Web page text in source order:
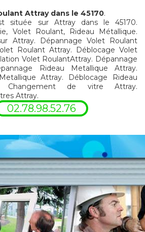
Attray dans le 45170.
située sur Attray dans le 45170.
Volet Roulant, Rideau Métallique.
Attray. Dépannage Volet Roulant
Roulant Attray. Déblocage Volet
Volet RoulantAttray. Dépannage
Rideau Metallique Attray.
Attray. Déblocage Rideau
Changement de vitre Attray.
Attray.
02.78.98.52.76